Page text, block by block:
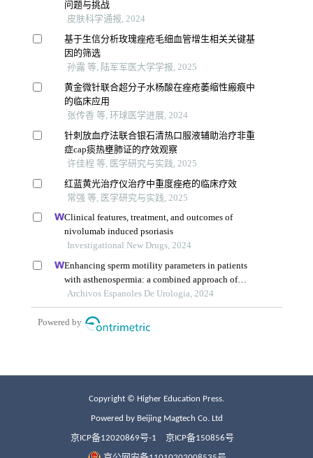
Copyright © Higher Education Press.
Powered by Beijing Magtech Co. Ltd
京ICP备12020869号-1 京ICP备150856号